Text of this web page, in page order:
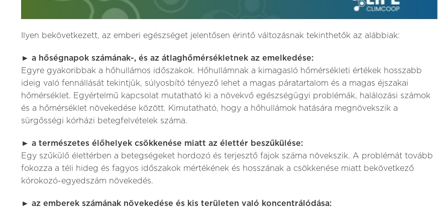
Ilyen bekövetkezett, az emberi egészséget jelentősen érintő változásnak tekinthetők az alábbiak:
► a hőségnapok számának-, és az átlaghőmérsékletnek az emelkedése:
Egyre gyakoribbak a hőhullámos időszakok. Hőhullámnak a kimagasló hőmérsékleti értékek hosszabb
ideig való fennállását tekintjük, súlyosbító tényező lehet a magas páratartalom és a magas éjszakai
hőmérséklet. Egyértelmű kapcsolat mutatható ki a növekvő egészségügyi problémák, halálozási számok
és a hőmérséklet növekedése között. Kimutatható, hogy a hőhullámok hatására megnövekszik a
sürgősségi kórházi betegfelvételek száma.
► a természetes élőhelyek csökkenése miatt az élettér beszűkülése:
Egy szűkülő élettérben a betegségeket hordozó és terjesztő fajok száma növekszik. A problémát tovább
fokozza a téli hideg és fagyos időszakok mértékének és hosszának a csökkenése miatt bekövetkező
kórokozó-egyedszám növekedés.
► az emberek számának növekedése és kis területen való koncentrálódása: